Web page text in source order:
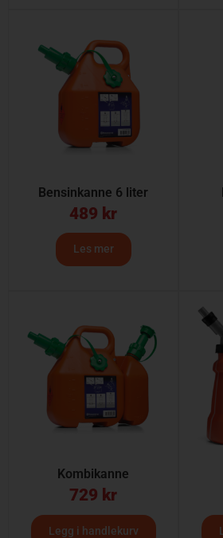
Bensinkanne 6 liter
489 kr
Les mer
Kombikanne
729 kr
Legg i handlekurv